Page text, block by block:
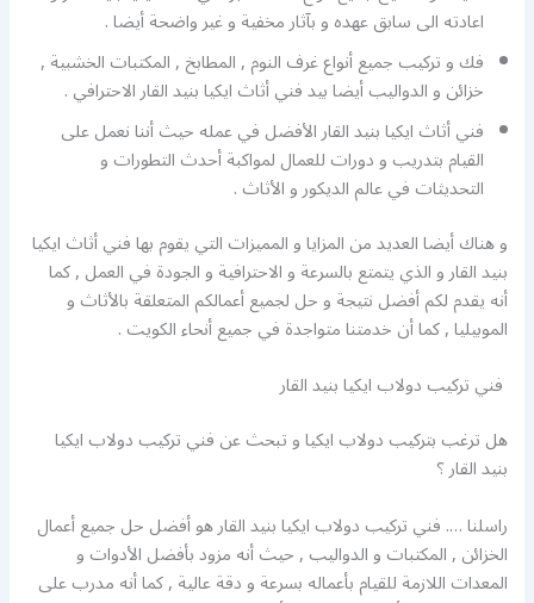
اعادته الى سابق عهده و بآثار مخفية و غير واضحة أيضا .
فك و تركيب جميع أنواع غرف النوم , المطابخ , المكتبات الخشبية ,
خزائن و الدواليب أيضا بيد فني أثاث ايكيا بنيد القار الاحترافي .
فني أثاث ايكيا بنيد القار الأفضل في عمله حيث أننا نعمل على
القيام بتدريب و دورات للعمال لمواكبة أحدث التطورات و
التحديثات في عالم الديكور و الأثاث .
و هناك أيضا العديد من المزايا و المميزات التي يقوم بها فني أثاث ايكيا
بنيد القار و الذي يتمتع بالسرعة و الاحترافية و الجودة في العمل , كما
أنه يقدم لكم أفضل نتيجة و حل لجميع أعمالكم المتعلقة بالأثاث و
الموبيليا , كما أن خدمتنا متواجدة في جميع أنحاء الكويت .
فني تركيب دولاب ايكيا بنيد القار
هل ترغب بتركيب دولاب ايكيا و تبحث عن فني تركيب دولاب ايكيا
بنيد القار ؟
راسلنا …. فني تركيب دولاب ايكيا بنيد القار هو أفضل حل جميع أعمال
الخزائن , المكتبات و الدواليب , حيث أنه مزود بأفضل الأدوات و
المعدات اللازمة للقيام بأعماله بسرعة و دقة عالية , كما أنه مدرب على